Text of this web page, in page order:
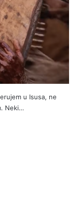
u Isusa, ne
Neki…